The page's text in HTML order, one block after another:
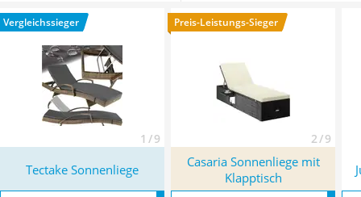
Winterharte Palmen
Gasdurchlauferhitzer
Sonnenliege* mit seinen Eigenschaften.
Vergleichssieger
1 / 9
Preis-Leistungs-Sieger
2 / 9
Tectake Sonnenliege
Casaria Sonnenliege mit
Klapptisch